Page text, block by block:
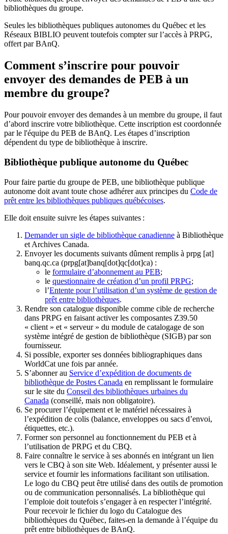
bibliothèques du groupe.
Seules les bibliothèques publiques autonomes du Québec et les
Réseaux BIBLIO peuvent toutefois compter sur l’accès à PRPG,
offert par BAnQ.
Comment s’inscrire pour pouvoir
envoyer des demandes de PEB à un
membre du groupe?
Pour pouvoir envoyer des demandes à un membre du groupe, il faut
d’abord inscrire votre bibliothèque. Cette inscription est coordonnée
par le l'équipe du PEB de BAnQ. Les étapes d’inscription
dépendent du type de bibliothèque à inscrire.
Bibliothèque publique autonome du Québec
Pour faire partie du groupe de PEB, une bibliothèque publique
autonome doit avant toute chose adhérer aux principes du Code de
prêt entre les bibliothèques publiques québécoises.
Elle doit ensuite suivre les étapes suivantes :
Demander un sigle de bibliothèque canadienne à Bibliothèque
et Archives Canada.
Envoyer les documents suivants dûment remplis à prpg [at]
banq.qc.ca (prpg[at]banq[dot]qc[dot]ca) :
le formulaire d’abonnement au PEB;
le questionnaire de création d’un profil PRPG;
l’Entente pour l’utilisation d’un système de gestion de
prêt entre bibliothèques.
Rendre son catalogue disponible comme cible de recherche
dans PRPG en faisant activer les composantes Z39.50
« client » et « serveur » du module de catalogage de son
système intégré de gestion de bibliothèque (SIGB) par son
fournisseur.
Si possible, exporter ses données bibliographiques dans
WorldCat une fois par année.
S’abonner au Service d’expédition de documents de
bibliothèque de Postes Canada en remplissant le formulaire
sur le site du Conseil des bibliothèques urbaines du
Canada (conseillé, mais non obligatoire).
Se procurer l’équipement et le matériel nécessaires à
l’expédition de colis (balance, enveloppes ou sacs d’envoi,
étiquettes, etc.).
Former son personnel au fonctionnement du PEB et à
l’utilisation de PRPG et du CBQ.
Faire connaître le service à ses abonnés en intégrant un lien
vers le CBQ à son site Web. Idéalement, y présenter aussi le
service et fournir les informations facilitant son utilisation.
Le logo du CBQ peut être utilisé dans des outils de promotion
ou de communication personnalisés. La bibliothèque qui
l’emploie doit toutefois s’engager à en respecter l’intégrité.
Pour recevoir le fichier du logo du Catalogue des
bibliothèques du Québec, faites-en la demande à l’équipe du
prêt entre bibliothèques de BAnQ.